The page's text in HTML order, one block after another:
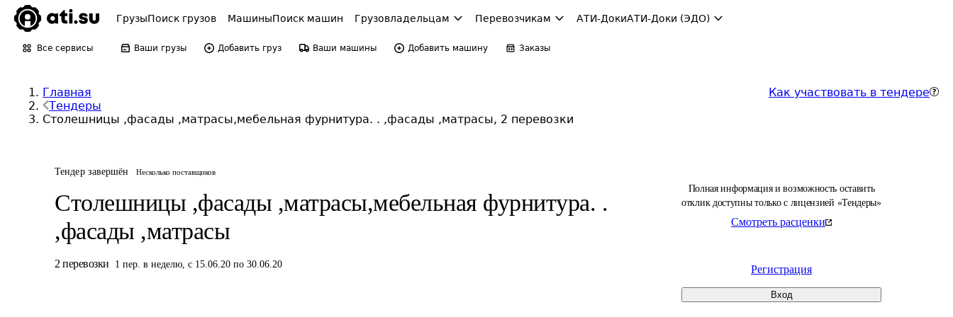
ГрузыПоиск грузов МашиныПоиск машин Грузовладельцам Перевозчикам АТИ-ДокиАТИ-Доки (ЭДО)
Все сервисы Ваши грузы Добавить груз Ваши машины Добавить машину Заказы
Главная
Тендеры
Столешницы ,фасады ,матрасы,мебельная фурнитура. . ,фасады ,матрасы, 2 перевозки
Как участвовать в тендере
Тендер завершён Несколько поставщиков
Столешницы ,фасады ,матрасы,мебельная фурнитура. .
,фасады ,матрасы
2 перевозки 1 пер. в неделю, с 15.06.20 по 30.06.20
Полная информация и возможность оставить
отклик доступны только с лицензией «Тендеры»
Смотреть расценки
Регистрация
Вход